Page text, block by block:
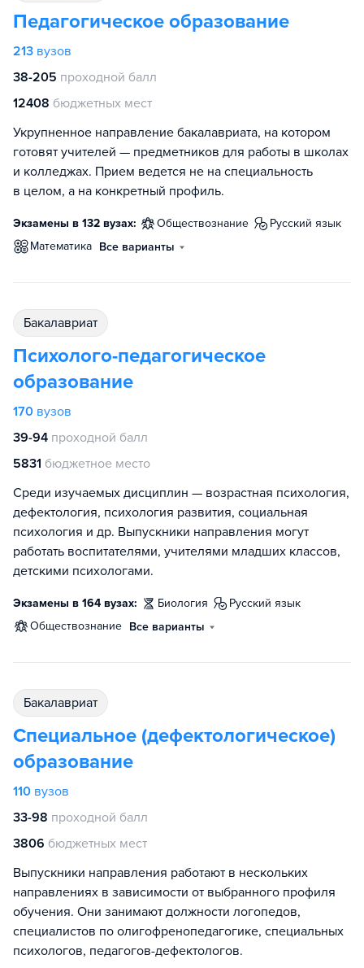
Педагогическое образование
213 вузов
38-205 проходной балл
12408 бюджетных мест
Укрупненное направление бакалавриата, на котором
готовят учителей — предметников для работы в школах
и колледжах. Прием ведется не на специальность
в целом, а на конкретный профиль.
Экзамены в 132 вузах: обществознание
русский язык
математика Все варианты
бакалавриат
Психолого-педагогическое
образование
170 вузов
39-94 проходной балл
5831 бюджетное место
Среди изучаемых дисциплин — возрастная психология,
дефектология, психология развития, социальная
психология и др. Выпускники направления могут
работать воспитателями, учителями младших классов,
детскими психологами.
Экзамены в 164 вузах: биология
русский язык
обществознание Все варианты
бакалавриат
Специальное (дефектологическое)
образование
110 вузов
33-98 проходной балл
3806 бюджетных мест
Выпускники направления работают в нескольких
направлениях в зависимости от выбранного профиля
обучения. Они занимают должности логопедов,
специалистов по олигофренопедагогике, специальных
психологов, педагогов-дефектологов.